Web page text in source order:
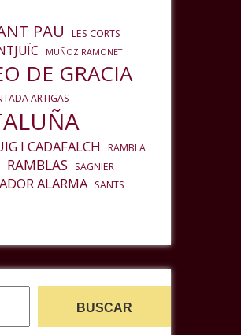
PAU
LES CORTS
MUÑOZ RAMONET
DE GRACIA
ARTIGAS
I CADAFALCH RAMBLA
RAMBLAS
SAGNIER
ALARMA SANTS
BUSCAR